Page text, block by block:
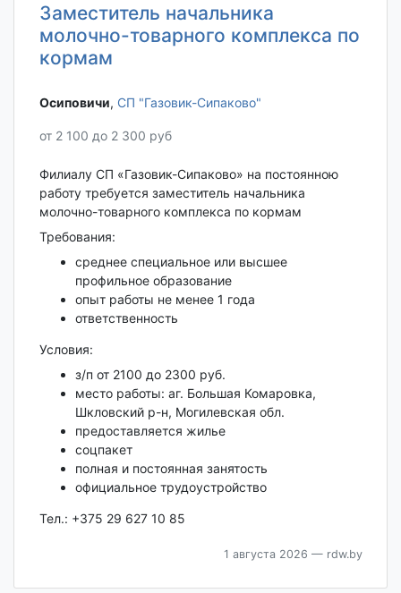
Заместитель начальника
молочно-товарного комплекса по
кормам
Осиповичи‎, СП "Газовик-Сипаково"
от 2 100 до 2 300 руб
Филиалу СП «Газовик-Сипаково» на постоянною
работу требуется заместитель начальника
молочно-товарного комплекса по кормам
Требования:
среднее специальное или высшее
профильное образование
опыт работы не менее 1 года
ответственность
Условия:
з/п от 2100 до 2300 руб.
место работы: аг. Большая Комаровка,
Шкловский р-н, Могилевская обл.
предоставляется жилье
соцпакет
полная и постоянная занятость
официальное трудоустройство
Тел.: +375 29 627 10 85
1 августа 2026 — rdw.by